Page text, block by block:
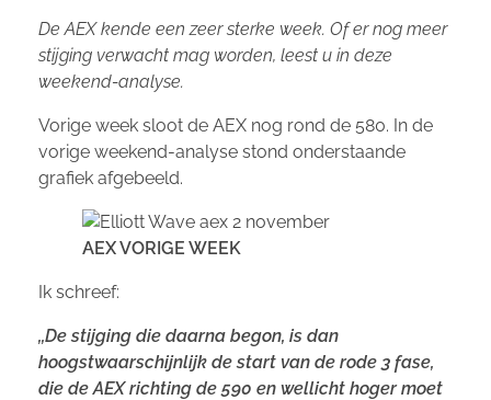
De AEX kende een zeer sterke week. Of er nog meer
stijging verwacht mag worden, leest u in deze
weekend-analyse.
Vorige week sloot de AEX nog rond de 580. In de
vorige weekend-analyse stond onderstaande
grafiek afgebeeld.
AEX VORIGE WEEK
Ik schreef:
,,De stijging die daarna begon, is dan
hoogstwaarschijnlijk de start van de rode 3 fase,
die de AEX richting de 590 en wellicht hoger moet